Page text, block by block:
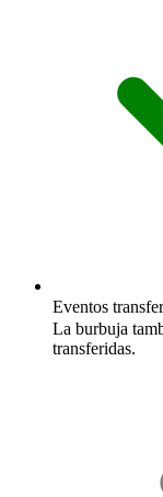
Eventos
La burbuja
transferidas.